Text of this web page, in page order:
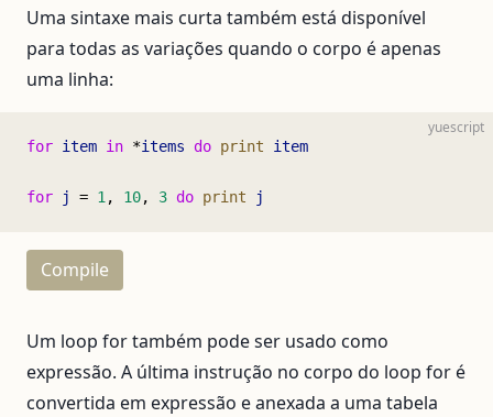
Uma sintaxe mais curta também está disponível
para todas as variações quando o corpo é apenas
uma linha:
yuescript
for item in *items do print item
for j = 1 , 10, 3 do print j
Compile
Um loop for também pode ser usado como
expressão. A última instrução no corpo do loop for é
convertida em expressão e anexada a uma tabela